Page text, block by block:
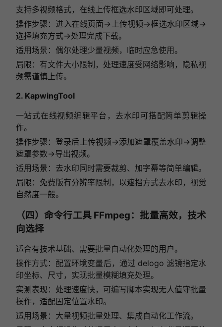
支持多视频格式，在线上传框选水印区域即可处理。
操作步骤：进入在线页面→上传视频→框选水印区域→
选择填充方式→处理完成下载。
适用场景：偶尔处理少量视频，临时应急使用。
局限：有文件大小限制，处理速度受网络影响，隐私视
频需谨慎上传。
2. KapwingTool
一站式在线视频编辑平台，去水印可搭配简单剪辑操
作。
操作步骤：登录后上传视频→添加遮罩覆盖水印→调整
遮罩参数→导出视频。
适用场景：去水印同时需要裁剪、加字幕等简单编辑。
局限：免费版有分辨率限制，以遮挡方式去水印，视觉
自然度一般。
（四）命令行工具 FFmpeg：批量高效，技术
向选择
适合有技术基础、需要批量自动化处理的用户。
操作方式：配置环境变量后，通过 delogo 滤镜指定水
印坐标、尺寸，实现批量模糊填充处理。
实测表现：处理速度快，可编写脚本实现无人值守批量
操作，适配固定位置水印。
适用场景：大量视频批量处理、集成自动化工作流。